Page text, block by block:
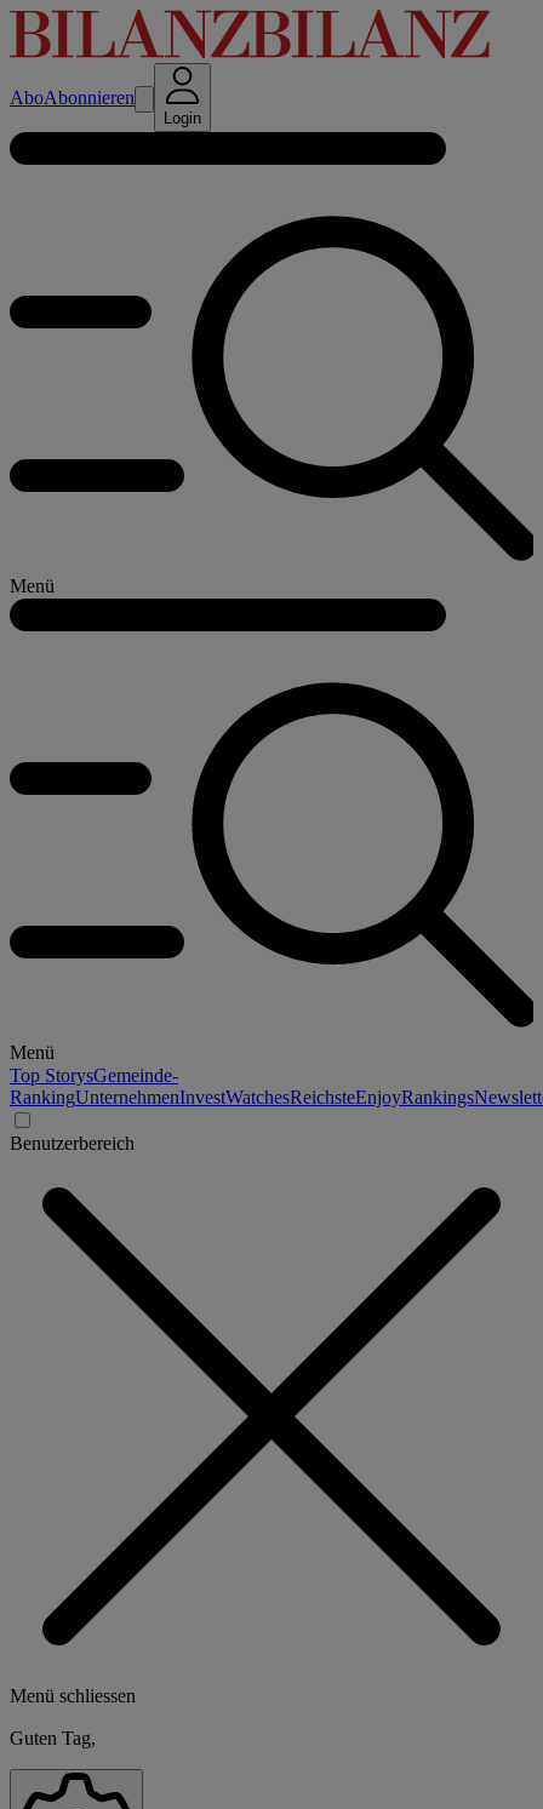
AboAbonnieren
Login
Menü
Menü
Top StorysGemeinde-
RankingUnternehmenInvestWatchesReichsteEnjoyRankings
Benutzerbereich
Menü schliessen
Guten Tag,